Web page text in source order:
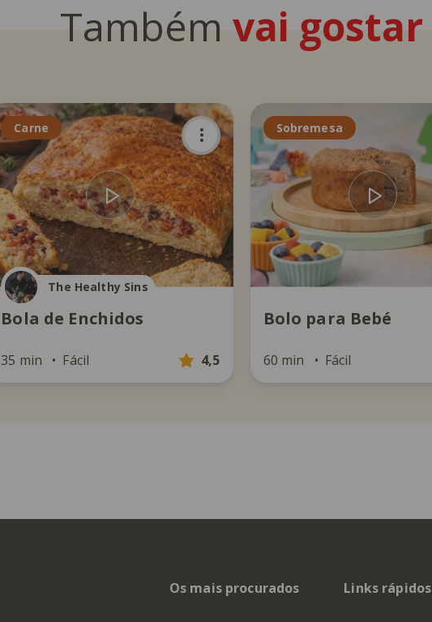
Também vai gostar
Carne
The Healthy Sins
Bola de Enchidos
35 min Fácil 4,5
Sobremesa
Bolo para Bebé
60 min Fácil
Os mais procurados Links rápidos